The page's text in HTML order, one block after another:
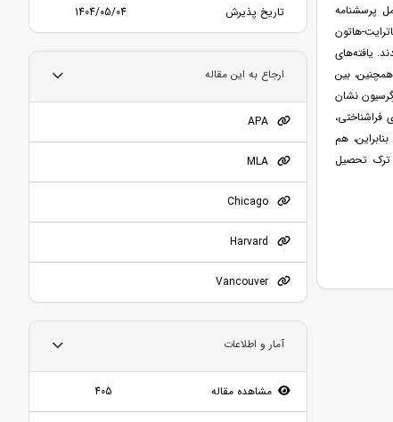
پرسشنامه
هاتون
یافته‌های
بین
نشان
فراشناختی،
هم
ترک تحصیل
تاریخ پذیرش 1404/05/04
ارجاع به این مقاله
آمار و اطلاعات
مشاهده مقاله 405